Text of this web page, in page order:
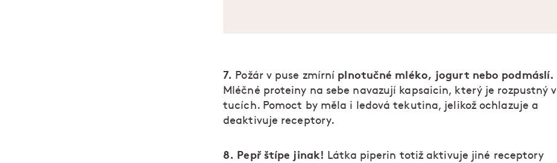
7. Požár v puse zmírní plnotučné mléko, jogurt nebo podmáslí.
Mléčné proteiny na sebe navazují kapsaicin, který je rozpustný v
tucích. Pomoct by měla i ledová tekutina, jelikož ochlazuje a
deaktivuje receptory.
8. Pepř štípe jinak! Látka piperin totiž aktivuje jiné receptory